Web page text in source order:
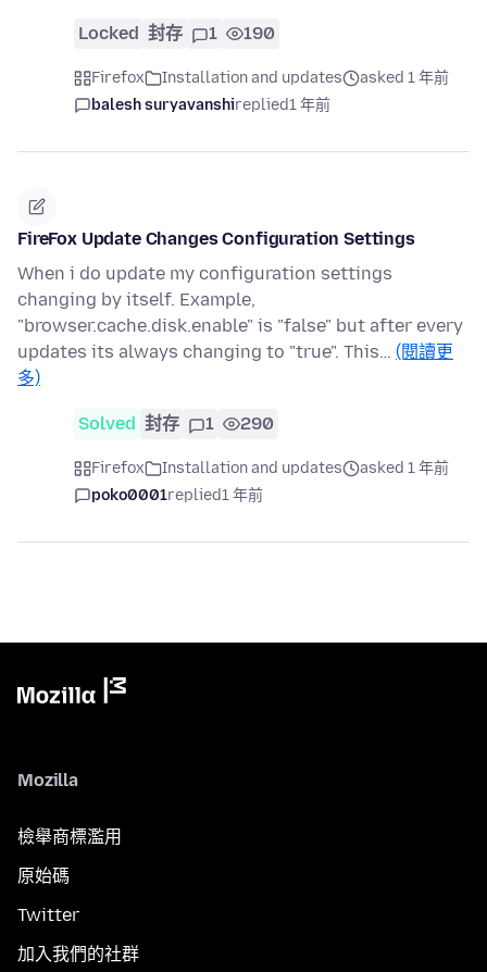
Locked 封存 1 190
Firefox Installation and updates
asked 1 年前
balesh suryavanshireplied1 年前
FireFox Update Changes Configuration Settings
When i do update my configuration settings
changing by itself. Example,
"browser.cache.disk.enable" is "false" but after every
updates its always changing to "true". This… (閱讀更
多)
Solved 封存 1 290
Firefox Installation and updates
asked 1 年前
poko0001replied1 年前
Mozilla
檢舉商標濫用
原始碼
Twitter
加入我們的社群